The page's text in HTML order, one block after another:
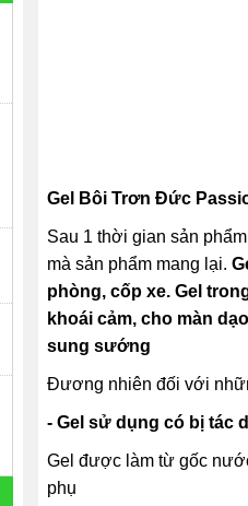
Gel Bôi Trơn Đức
Sau 1 thời gian sản
mà sản phẩm mang lại.
phòng, cốp xe. Gel
khoái cảm, cho màn
sung sướng
Đương nhiên đối với
- Gel sử dụng có bị tác
Gel được làm từ gốc
phụ